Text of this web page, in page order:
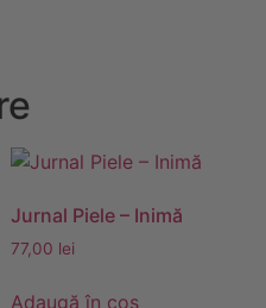
Jurnal Piele – Inimă
77,00 lei
Adaugă în coș